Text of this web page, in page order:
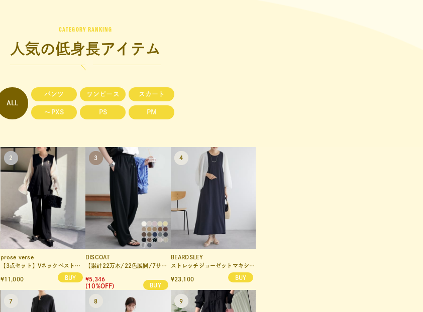
CATEGORY RANKING
人気の低身長アイテム
ALL
パンツ ワンピース スカート
〜PXS PS PM
prose verse
【3点セット】Vネックベストセットアップ
¥11,000
DISCOAT
【累計22万本/22色展開/7サイズ】－3kg見え！とろみイージーパンツ≪メンズサイズあり≫
¥5,346
(10%OFF)
BEARDSLEY
ストレッチジョーゼットマキシワンピ
¥23,100